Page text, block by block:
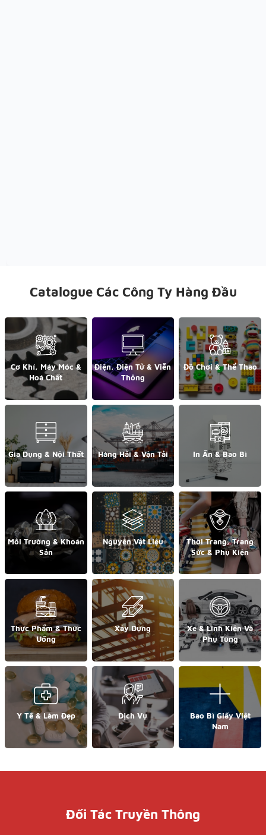
Catalogue Các Công Ty Hàng Đầu
Cơ Khí, Máy Móc &
Hoá Chất
Điện, Điện Tử & Viễn
Thông
Đồ Chơi & Thể Thao
Gia Dụng & Nội Thất Hàng Hải & Vận Tải In Ấn & Bao Bì
Môi Trường & Khoán
Sản
Nguyên Vật Liệu
Thời Trang, Trang
Sức & Phụ Kiện
Thực Phẩm & Thức
Uống
Xây Dựng
Xe & Linh Kiện Và
Phụ Tùng
Y Tế & Làm Đẹp Dịch Vụ
Bao Bì Giấy Việt
Nam
Đối Tác Truyền Thông